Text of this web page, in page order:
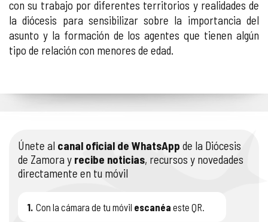
con su trabajo por diferentes territorios y realidades de
la diócesis para sensibilizar sobre la importancia del
asunto y la formación de los agentes que tienen algún
tipo de relación con menores de edad.
Únete al canal oficial de WhatsApp de la Diócesis
de Zamora y recibe noticias, recursos y novedades
directamente en tu móvil
1. Con la cámara de tu móvil escanéa este QR.